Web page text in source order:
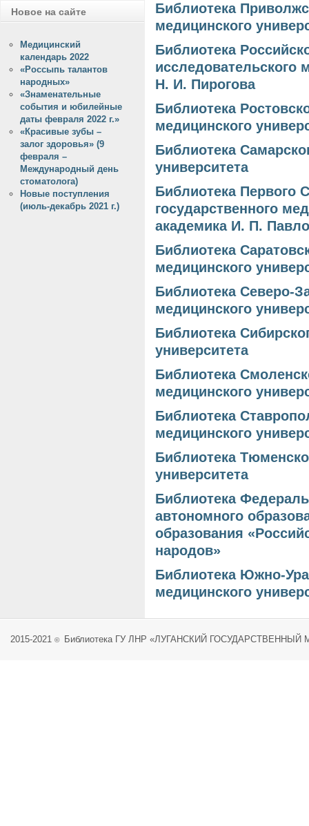
Библиотека
медицинского
Библиотека
исследовательского
Н. И. Пирогова
Библиотека
медицинского
Библиотека
университета
Библиотека Первого
государственного
академика И. П.
Библиотека
медицинского
Библиотека Северо-
медицинского
Библиотека
университета
Библиотека
медицинского
Библиотека
медицинского
Библиотека
университета
Библиотека
автономного
образования
народов»
Библиотека Южно-
медицинского
Новое на сайте
Медицинский
календарь 2022
«Россыпь талантов
народных»
«Знаменательные
события и юбилейные
даты февраля 2022 г.»
«Красивые зубы –
залог здоровья» (9
февраля –
Международный день
стоматолога)
Новые поступления
(июль-декабрь 2021 г.)
2015-2021 © Библиотека ГУ ЛНР «ЛУГАНСКИЙ